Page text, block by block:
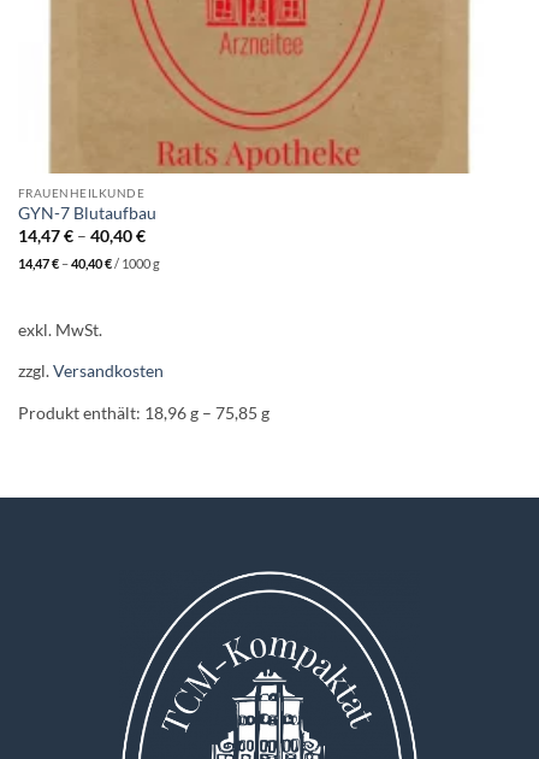
FRAUENHEILKUNDE
GYN-7 Blutaufbau
14,47€– 40,40€
14,47€–40,40€/ 1000g
exkl. MwSt.
zzgl.Versandkosten
Produkt enthält: 18,96g– 75,85 g